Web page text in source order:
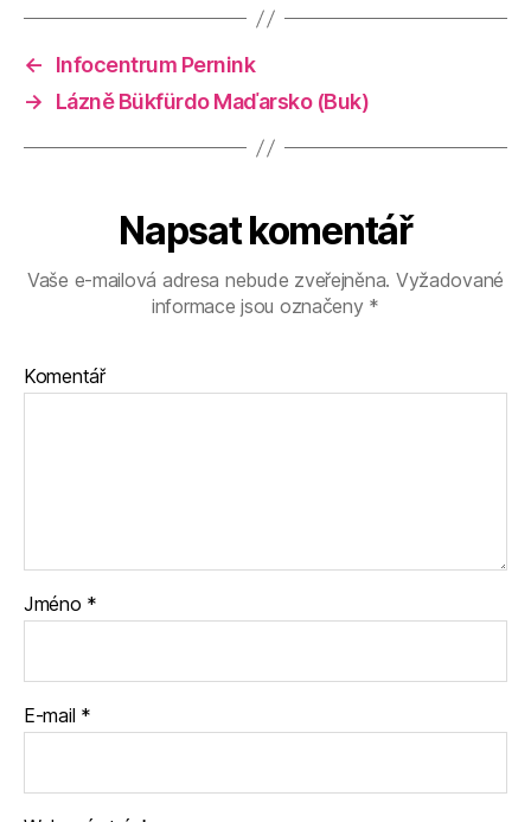
←
Infocentrum Pernink
→
Lázně Bükfürdo Maďarsko (Buk)
Napsat komentář
Vaše e-mailová adresa nebude zveřejněna. Vyžadované
informace jsou označeny *
Komentář
Jméno *
E-mail *